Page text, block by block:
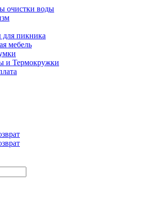
очистки воды
пикника
мебель
и Термокружки